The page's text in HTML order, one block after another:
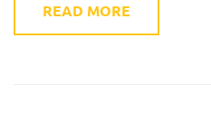
READ MORE